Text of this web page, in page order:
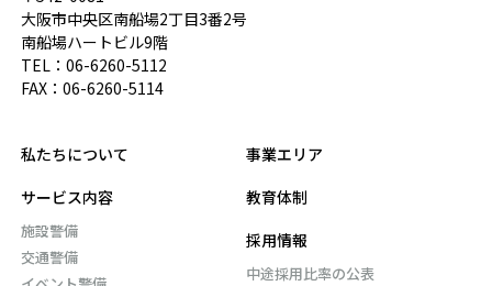
大阪市中央区南船場2丁目3番2号
南船場ハートビル9階
TEL： 06-6260-5112
FAX：06-6260-5114
私たちについて
サービス内容
施設警備
交通警備
事業エリア
教育体制
採用情報
中途採用比率の公表